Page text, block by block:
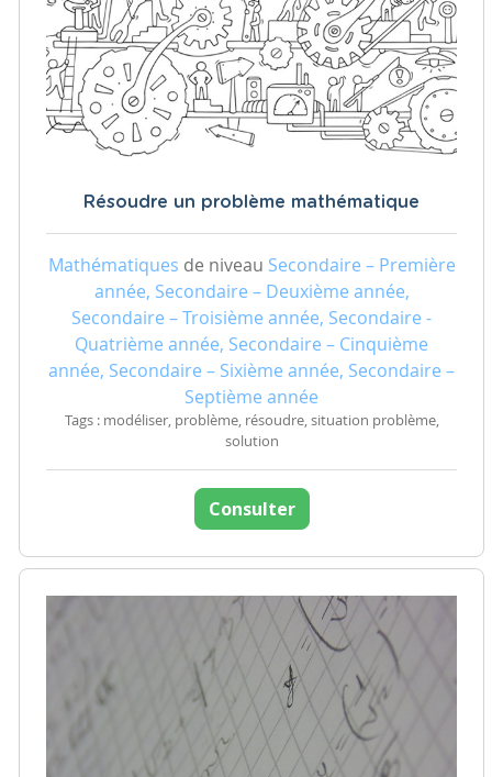
Résoudre un problème mathématique
Mathématiques de niveau Secondaire – Première
année, Secondaire – Deuxième année,
Secondaire – Troisième année, Secondaire -
Quatrième année, Secondaire – Cinquième
année, Secondaire – Sixième année, Secondaire –
Septième année
Tags : modéliser, problème, résoudre, situation problème,
solution
Consulter